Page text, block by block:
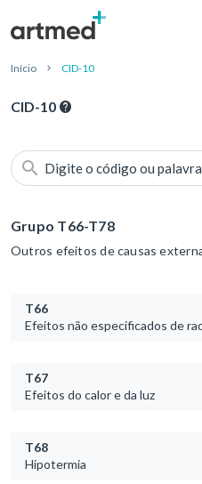
Início CID-10
CID-10
Digite o código ou
Grupo T66-T78
Outros efeitos de causas
T66
Efeitos não especificados de
T67
Efeitos do calor e da luz
T68
Hipotermia